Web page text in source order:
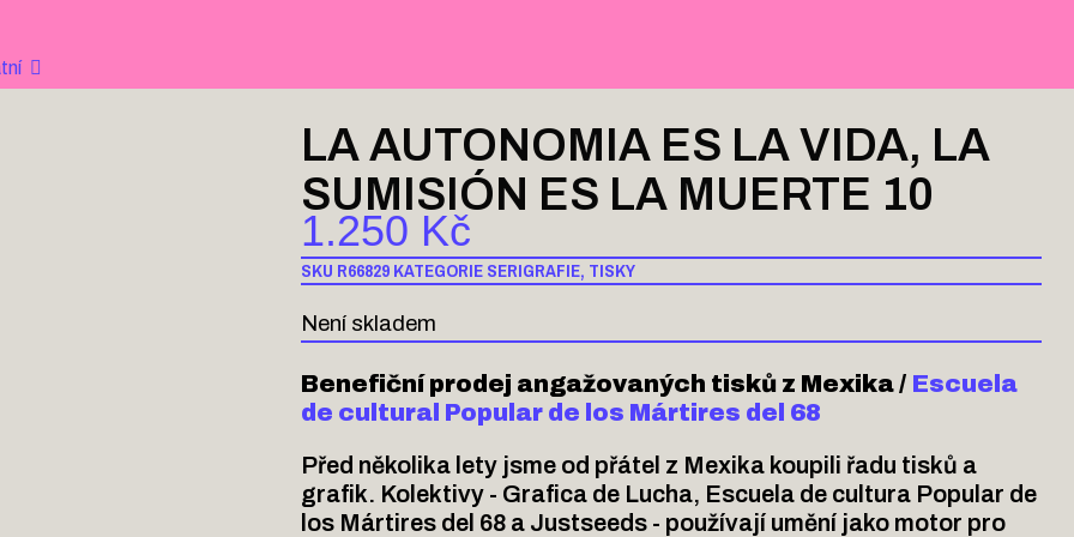
LA AUTONOMIA ES LA VIDA, LA
SUMISIÓN ES LA MUERTE 10
1.250 Kč
SKU R66829KATEGORIESERIGRAFIE, TISKY
Není skladem
Benefiční prodej angažovaných tisků z Mexika / Escuela
de cultural Popular de los Mártires del 68
Před několika lety jsme od přátel z Mexika koupili řadu tisků a
grafik. Kolektivy - Grafica de Lucha, Escuela de cultura Popular de
los Mártires del 68 a Justseeds - používají umění jako motor pro